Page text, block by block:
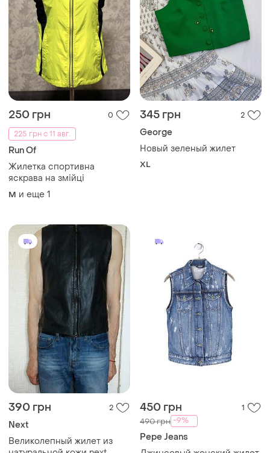
250 грн
0
225 грн с 11 авг.
Run Of
Жилетка спортивна
яскрава на змійці
M и еще 1
345 грн 2
George
Новый зеленый жилет
XL
390 грн 2
Next
Великолепный жилет из
450 грн 1
490 грн -9%
Pepe Jeans